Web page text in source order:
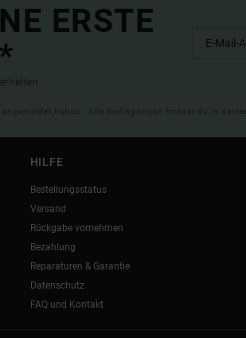
ERSTE
haben - Alle Bedingungen findest du in
HILFE
Bestellungsstatus
Versand
Rückgabe vornehmen
Bezahlung
Reparaturen & Garantie
Datenschutz
FAQ und Kontakt